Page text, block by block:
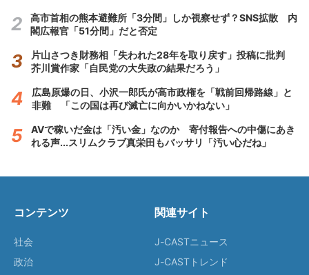
高市首相の熊本避難所「3分間」しか視察せず？SNS拡散 内
閣広報官「51分間」だと否定
片山さつき財務相「失われた28年を取り戻す」投稿に批判
芥川賞作家「自民党の大失政の結果だろう」
広島原爆の日、小沢一郎氏が高市政権を「戦前回帰路線」と
非難 「この国は再び滅亡に向かいかねない」
AVで稼いだ金は「汚い金」なのか 寄付報告への中傷にあき
れる声...スリムクラブ真栄田もバッサリ「汚い心だね」
コンテンツ
社会
政治
関連サイト
J-CASTニュース
J-CASTトレンド